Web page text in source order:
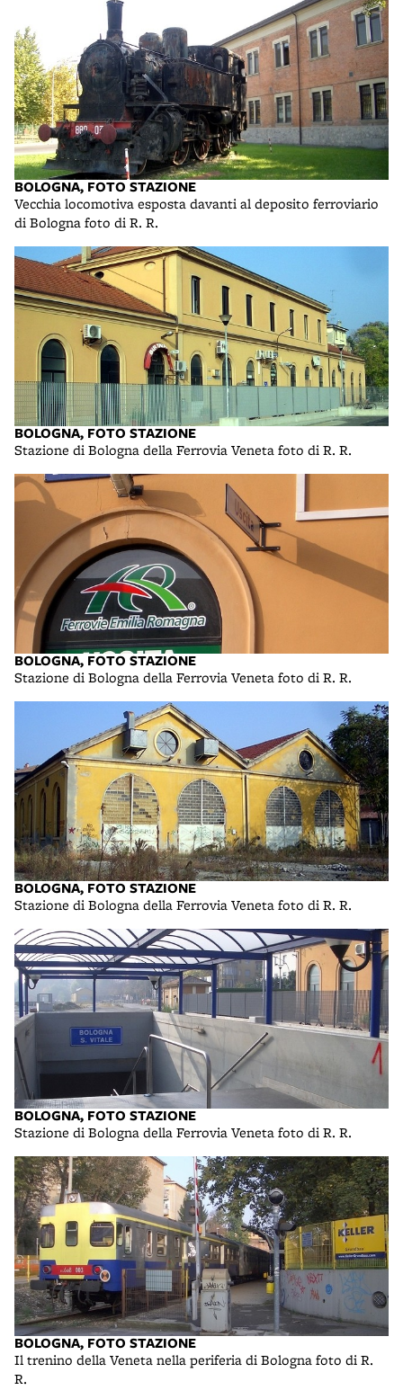
BOLOGNA, FOTO STAZIONE
Vecchia locomotiva esposta davanti al deposito ferroviario
di Bologna foto di R. R.
BOLOGNA, FOTO STAZIONE
Stazione di Bologna della Ferrovia Veneta foto di R. R.
BOLOGNA, FOTO STAZIONE
Stazione di Bologna della Ferrovia Veneta foto di R. R.
BOLOGNA, FOTO STAZIONE
Stazione di Bologna della Ferrovia Veneta foto di R. R.
BOLOGNA, FOTO STAZIONE
Stazione di Bologna della Ferrovia Veneta foto di R. R.
BOLOGNA, FOTO STAZIONE
Il trenino della Veneta nella periferia di Bologna foto di R.
R.